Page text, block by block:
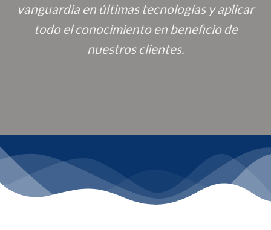
vanguardia en últimas tecnologías y aplicar
todo el conocimiento en beneficio de
nuestros clientes.